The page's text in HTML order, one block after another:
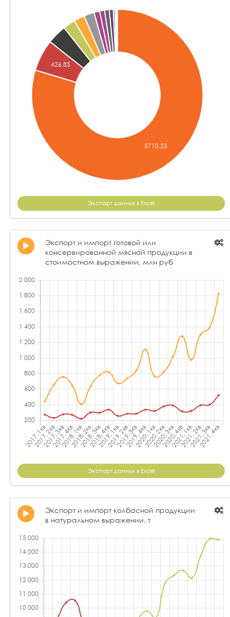
Экспорт данных в Excel
Экспорт и импорт готовой или
консервированной мясной продукции в
стоимостном выражении, млн руб
Экспорт данных в Excel
Экспорт и импорт колбасной продукции
в натуральном выражении, т